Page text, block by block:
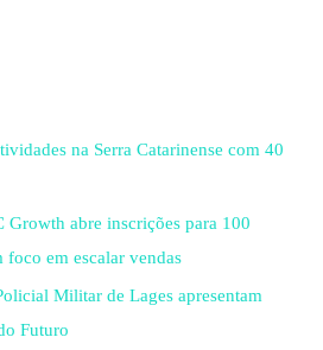
na Serra Catarinense com 40
Growth abre inscrições para 100
foco em escalar vendas
Militar de Lages apresentam
Futuro